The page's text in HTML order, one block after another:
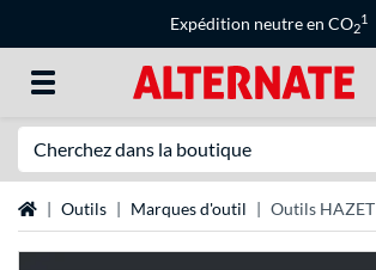
Expédition neutre en CO2
1
Page d'accueil
Outils Marques d'outil Outils HAZET